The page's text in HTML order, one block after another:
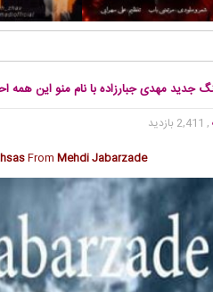
جدید مهدی جبارزاده با نام منو این همه
, 2,411 بازدید
FromMehdi Jabarzade